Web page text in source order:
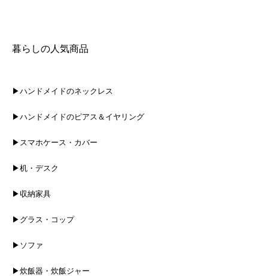
暮らしの人気商品
▶ハンドメイドのネックレス
▶ハンドメイドのピアス＆イヤリング
▶スマホケース・カバー
▶机・デスク
▶収納家具
▶グラス・コップ
▶ソファ
▶炊飯器・炊飯ジャー